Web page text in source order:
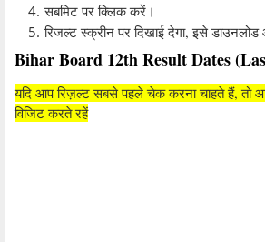
सबमिट पर क्लिक करें।
रिजल्ट स्क्रीन पर दिखाई देगा, इसे
Bihar Board 12th Result Dates
यदि आप रिज़ल्ट सबसे पहले चेक करना चाहते हैं, तो
विजिट करते रहें